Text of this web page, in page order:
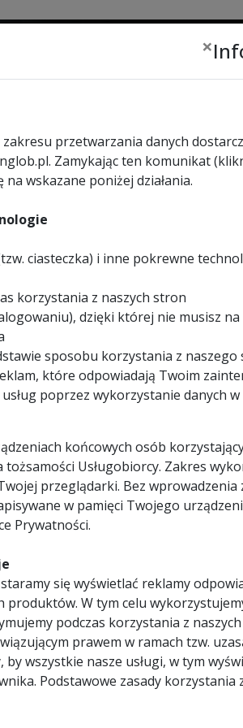
lub
KONTAKT
×
przetwarzania danych
Zamykając ten komunikat
wskazane poniżej działania.
ciasteczka) i inne pokrewne
korzystania z naszych stron
dzięki której nie musisz
sposobu korzystania z naszego
które odpowiadają Twoim
poprzez wykorzystanie danych
końcowych osób
tożsamości Usługobiorcy. Zakres
przeglądarki. Bez wprowadzenia
w pamięci Twojego
Prywatności.
się wyświetlać reklamy
produktów. W tym celu
podczas korzystania z
prawem w ramach tzw.
wszystkie nasze usługi, w tym
Podstawowe zasady korzystania
FEMI
TAŚMOWA FEMI 782 XL
FEMI-782XL
220 - 240 V
1335 x 13 x 0,65 mm
60 / 80 m/min
Ręczny
100 x 85
105 mm
65 mm
65 x 65
kg
750
18 kg
12 / 24
1 x regulowany ogranicznik
długości 500 mm,
1 x piła taśmowa o
0,65 mm, t=8/12,
1 x wymienny filc służący
taśmy,
1 x instrukcja obsługi w
1 x gwarancja producenta
przeznaczona do cięcia stali i aluminium.
nawet podczas cięcia elementów o